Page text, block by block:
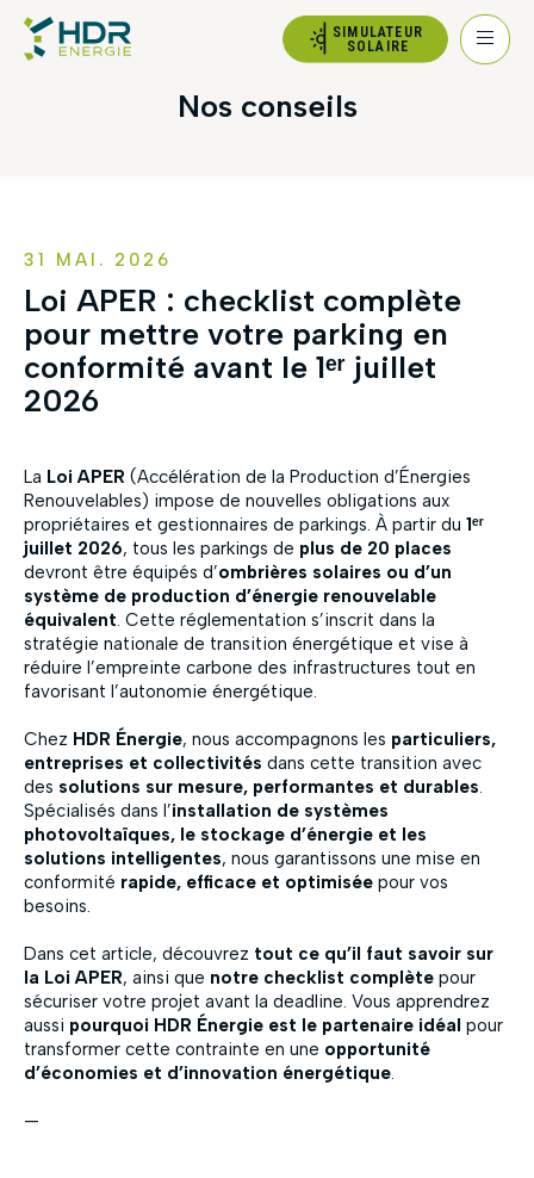
SIMULATEUR
SOLAIRE
Nos conseils
31 MAI. 2026
Loi APER : checklist complète
pour mettre votre parking en
conformité avant le 1ᵉʳ juillet
2026
La Loi APER (Accélération de la Production d’Énergies
Renouvelables) impose de nouvelles obligations aux
propriétaires et gestionnaires de parkings. À partir du 1ᵉʳ
juillet 2026, tous les parkings de plus de 20 places
devront être équipés d’ombrières solaires ou d’un
système de production d’énergie renouvelable
équivalent. Cette réglementation s’inscrit dans la
stratégie nationale de transition énergétique et vise à
réduire l’empreinte carbone des infrastructures tout en
favorisant l’autonomie énergétique.
Chez HDR Énergie, nous accompagnons les particuliers,
entreprises et collectivités dans cette transition avec
des solutions sur mesure, performantes et durables.
Spécialisés dans l’installation de systèmes
photovoltaïques, le stockage d’énergie et les
solutions intelligentes, nous garantissons une mise en
conformité rapide, efficace et optimisée pour vos
besoins.
Dans cet article, découvrez tout ce qu’il faut savoir sur
la Loi APER, ainsi que notre checklist complète pour
sécuriser votre projet avant la deadline. Vous apprendrez
aussi pourquoi HDR Énergie est le partenaire idéal pour
transformer cette contrainte en une opportunité
d’économies et d’innovation énergétique.
—